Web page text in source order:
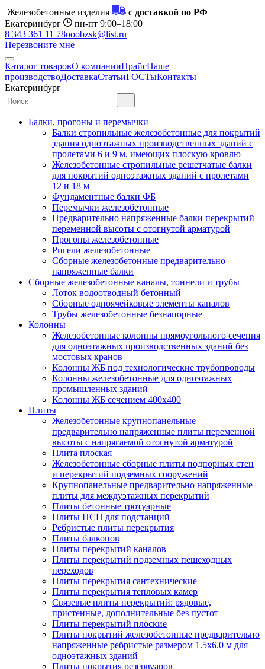
Железобетонные изделия
с доставкой по РФ
Екатеринбург
пн-пт 9:00–18:00
8 343 361 11 78ooobzsk@list.ru
Перезвоните мне
Каталог товаровО компанииПрайсНаше
производствоДоставкаСтатьиГОСТыКонтакты
Екатеринбург
Балки, прогоны и перемычки
Балки стропильные железобетонные для покрытий
здания одноэтажных производственных зданий с
пролетами 6 и 9 м, имеющих плоскую кровлю
Железобетонные стропильные решетчатые балки
для покрытий одноэтажных зданий с пролетами
12 и 18 м
Фундаментные балки ФБ
Перемычки железобетонные
Предварительно напряженные балки перекрытий
переменной высоты с отогнутой арматурой
Прогоны железобетонные
Ригели железобетонные
Сборные железобетонные предварительно
напряженные балки
Сборные железобетонные каналы, тоннели и трубы
Лоток водоотводный бетонный
Сборные одноячейковые элементы каналов
Трубы железобетонные безнапорные
Колонны
Железобетонные колонны прямоугольного сечения
для одноэтажных производственных зданий без
мостовых кранов
Колонны ЖБ под технологические трубопроводы
Колонны железобетонные для одноэтажных
промышленных зданий
Колонны ЖБ сечением 400х400
Плиты
Железобетонные крупнопанельные
предварительно напряженные плиты переменной
высоты с напрягаемой отогнутой арматурой
Плита плоская
Железобетонные сборные плиты подпорных стен
и перекрытий подземных сооружений
Крупнопанельные предварительно напряженные
плиты для междуэтажных перекрытий
Плиты бетонные тротуарные
Плиты НСП для подстанций
Ребристые плиты перекрытия
Плиты балконов
Плиты перекрытий каналов
Плиты перекрытий подземных пешеходных
переходов
Плиты перекрытия сантехнические
Плиты перекрытия тепловых камер
Связевые плиты перекрытий: рядовые,
пристенные, дополнительные без пустот
Плиты перекрытий плоские
Плиты покрытий железобетонные предварительно
напряженные ребристые размером 1.5х6.0 м для
одноэтажных зданий
Плиты покрытия резервуаров